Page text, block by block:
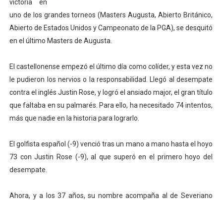
Athletes Unlimited Softball League 2026 - Las Utah
Mundial de piragüismo slalom 2026 (Oklahoma City,
Mundial de Fórmula 1 2026 - Lando Norris consigue
Campeonato de Europa de high diving 2026 (París,
victoria en
uno de los grandes torneos (Masters Augusta, Abierto Británico,
Abierto de Estados Unidos y Campeonato de la PGA), se desquitó
en el último Masters de Augusta.
El castellonense empezó el último día como colíder, y esta vez no
le pudieron los nervios o la responsabilidad. Llegó al desempate
contra el inglés Justin Rose, y logró el ansiado major, el gran título
que faltaba en su palmarés. Para ello, ha necesitado 74 intentos,
más que nadie en la historia para lograrlo.
El golfista español (-9) venció tras un mano a mano hasta el hoyo
73 con Justin Rose (-9), al que superó en el primero hoyo del
desempate.
Ahora, y a los 37 años, su nombre acompaña al de Severiano